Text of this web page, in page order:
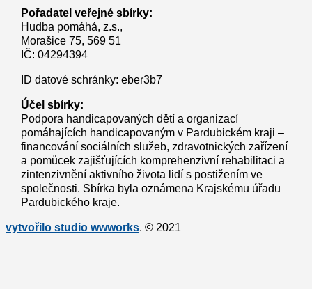
Pořadatel veřejné sbírky:
Hudba pomáhá, z.s.,
Morašice 75, 569 51
IČ: 04294394
ID datové schránky: eber3b7
Účel sbírky:
Podpora handicapovaných dětí a organizací
pomáhajících handicapovaným v Pardubickém kraji –
financování sociálních služeb, zdravotnických zařízení
a pomůcek zajišťujících komprehenzivní rehabilitaci a
zintenzivnění aktivního života lidí s postižením ve
společnosti. Sbírka byla oznámena Krajskému úřadu
Pardubického kraje.
vytvořilo studio wwworks. © 2021